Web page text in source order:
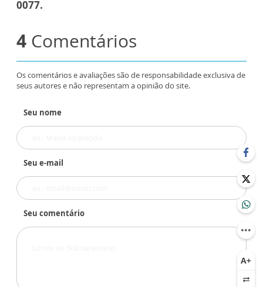
0077.
4 Comentários
Os comentários e avaliações são de responsabilidade exclusiva de
seus autores e não representam a opinião do site.
Seu nome
Seu e-mail
Seu comentário